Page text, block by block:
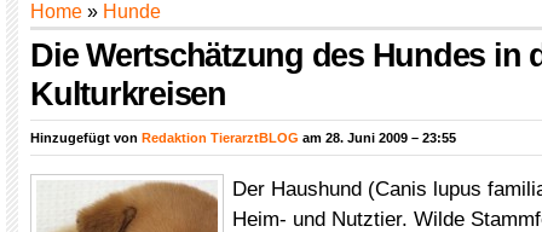
Home » Hunde
Die Wertschätzung des Hundes in
Kulturkreisen
Hinzugefügt von Redaktion TierarztBLOG am 28. Juni 2009 – 23:55
Der Haushund (Canis lupus
Heim- und Nutztier. Wilde